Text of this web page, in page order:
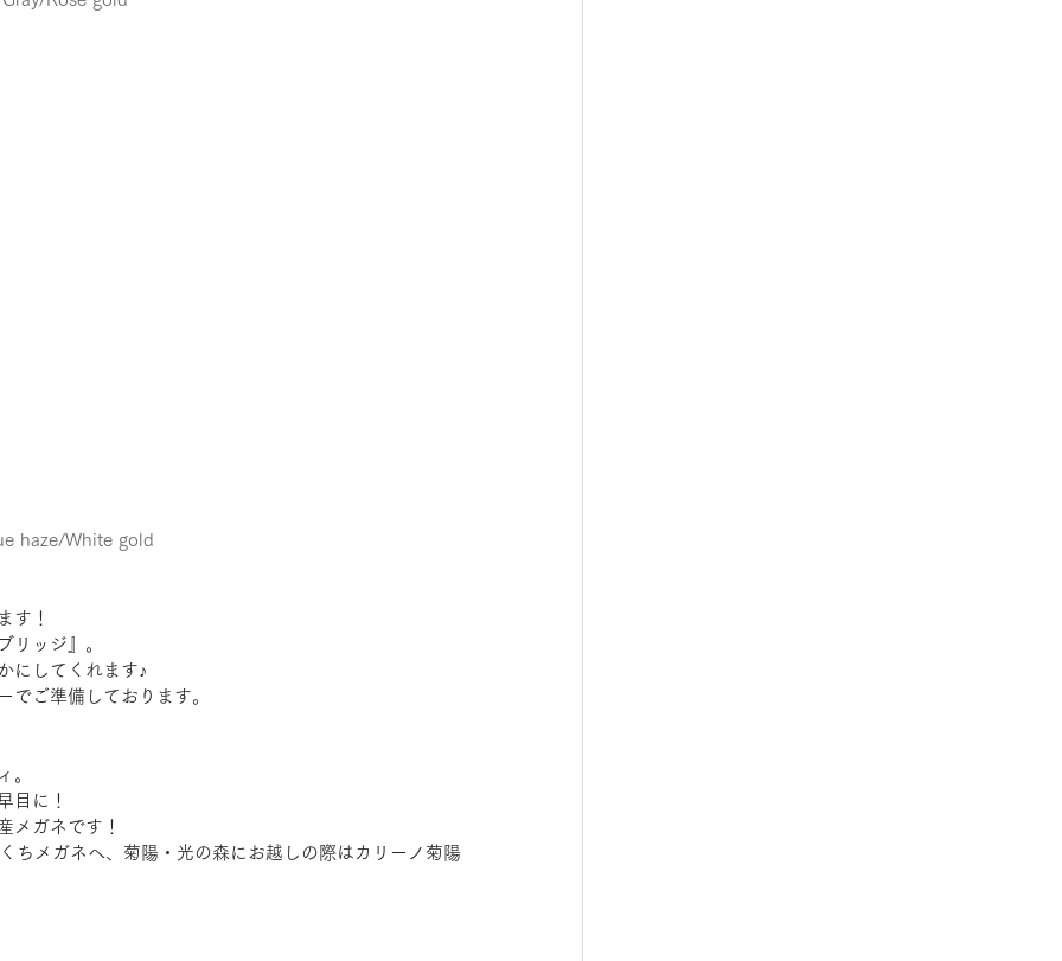
haze/White gold
す！
リッジ』。
にしてくれます♪
でご準備しております。
。
目に！
メガネです！
ちメガネへ、菊陽・光の森にお越しの際はカリーノ菊陽